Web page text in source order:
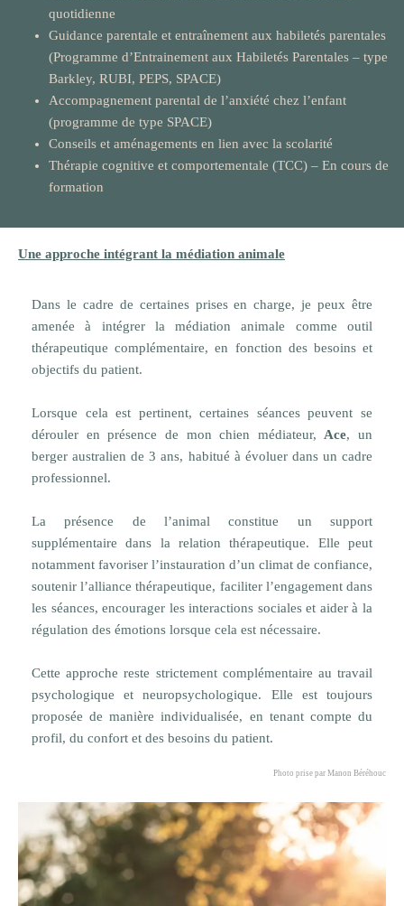
quotidienne
Guidance parentale et entraînement aux habiletés parentales
(Programme d’Entrainement aux Habiletés Parentales – type
Barkley, RUBI, PEPS, SPACE)
Accompagnement parental de l’anxiété chez l’enfant
(programme de type SPACE)
Conseils et aménagements en lien avec la scolarité
Thérapie cognitive et comportementale (TCC) – En cours de
formation
Une approche intégrant la médiation animale
Dans le cadre de certaines prises en charge, je peux être
amenée à intégrer la médiation animale comme outil
thérapeutique complémentaire, en fonction des besoins et
objectifs du patient.
Lorsque cela est pertinent, certaines séances peuvent se
dérouler en présence de mon chien médiateur, Ace, un
berger australien de 3 ans, habitué à évoluer dans un cadre
professionnel.
La présence de l’animal constitue un support
supplémentaire dans la relation thérapeutique. Elle peut
notamment favoriser l’instauration d’un climat de confiance,
soutenir l’alliance thérapeutique, faciliter l’engagement dans
les séances, encourager les interactions sociales et aider à la
régulation des émotions lorsque cela est nécessaire.
Cette approche reste strictement complémentaire au travail
psychologique et neuropsychologique. Elle est toujours
proposée de manière individualisée, en tenant compte du
profil, du confort et des besoins du patient.
Photo prise par Manon Béréhouc